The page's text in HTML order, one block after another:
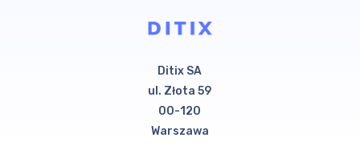
Ditix SA
ul. Złota 59
00-120
Warszawa